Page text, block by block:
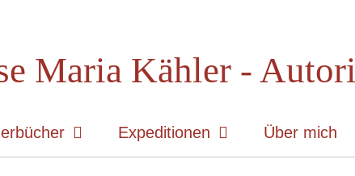
Maria Kähler -
Expeditionen Über mich